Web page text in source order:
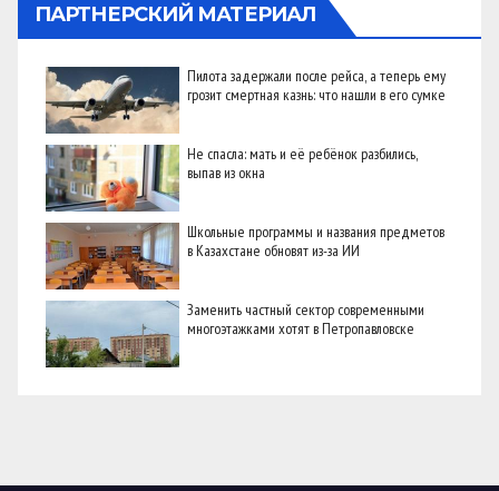
ПАРТНЕРСКИЙ МАТЕРИАЛ
Пилота задержали после рейса, а теперь ему
грозит смертная казнь: что нашли в его сумке
Не спасла: мать и её ребёнок разбились,
выпав из окна
Школьные программы и названия предметов
в Казахстане обновят из-за ИИ
Заменить частный сектор современными
многоэтажками хотят в Петропавловске